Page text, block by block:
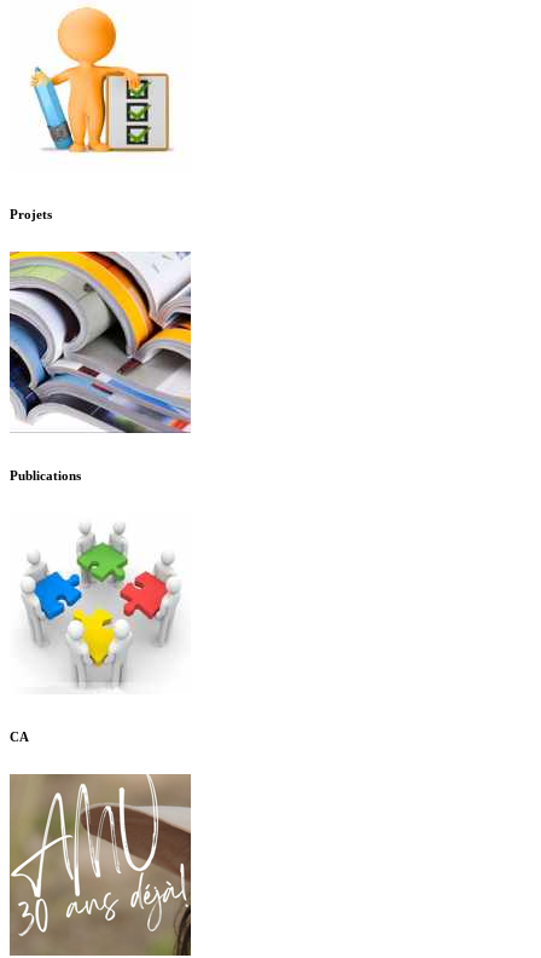
Projets
Publications
CA